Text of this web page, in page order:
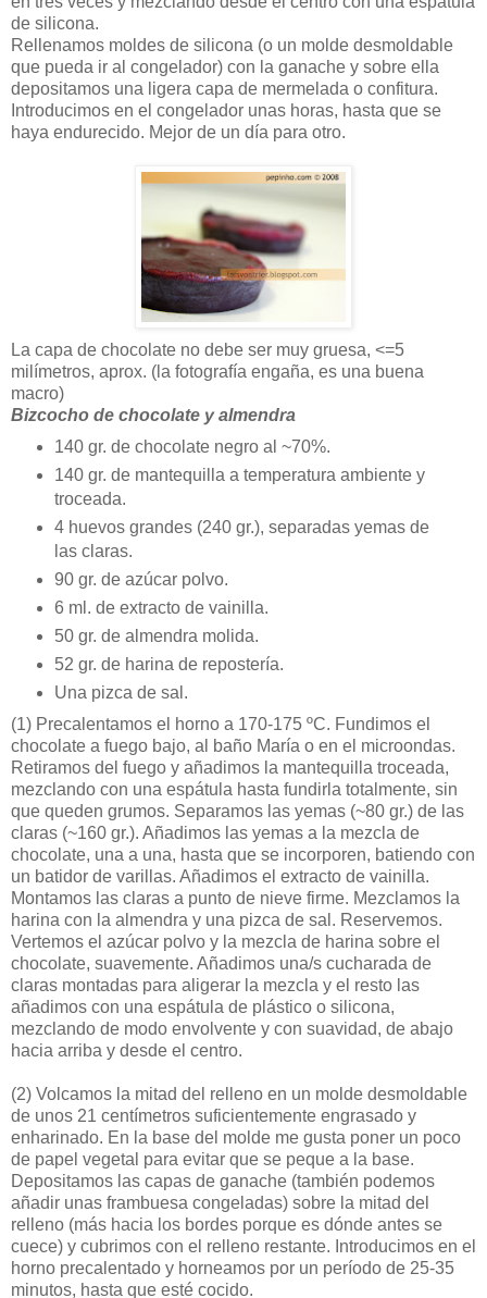
de silicona.
Rellenamos moldes de silicona (o un molde desmoldable
que pueda ir al congelador) con la ganache y sobre ella
depositamos una ligera capa de mermelada o confitura.
Introducimos en el congelador unas horas, hasta que se
haya endurecido. Mejor de un día para otro.
La capa de chocolate no debe ser muy gruesa, <=5
milímetros, aprox. (la fotografía engaña, es una buena
macro)
Bizcocho de chocolate y almendra
140 gr. de chocolate negro al ~70%.
140 gr. de mantequilla a temperatura ambiente y
troceada.
4 huevos grandes (240 gr.), separadas yemas de
las claras.
90 gr. de azúcar polvo.
6 ml. de extracto de vainilla.
50 gr. de almendra molida.
52 gr. de harina de repostería.
Una pizca de sal.
(1) Precalentamos el horno a 170-175 ºC. Fundimos el
chocolate a fuego bajo, al baño María o en el microondas.
Retiramos del fuego y añadimos la mantequilla troceada,
mezclando con una espátula hasta fundirla totalmente, sin
que queden grumos. Separamos las yemas (~80 gr.) de las
claras (~160 gr.). Añadimos las yemas a la mezcla de
chocolate, una a una, hasta que se incorporen, batiendo con
un batidor de varillas. Añadimos el extracto de vainilla.
Montamos las claras a punto de nieve firme. Mezclamos la
harina con la almendra y una pizca de sal. Reservemos.
Vertemos el azúcar polvo y la mezcla de harina sobre el
chocolate, suavemente. Añadimos una/s cucharada de
claras montadas para aligerar la mezcla y el resto las
añadimos con una espátula de plástico o silicona,
mezclando de modo envolvente y con suavidad, de abajo
hacia arriba y desde el centro.
(2) Volcamos la mitad del relleno en un molde desmoldable
de unos 21 centímetros suficientemente engrasado y
enharinado. En la base del molde me gusta poner un poco
de papel vegetal para evitar que se peque a la base.
Depositamos las capas de ganache (también podemos
añadir unas frambuesa congeladas) sobre la mitad del
relleno (más hacia los bordes porque es dónde antes se
cuece) y cubrimos con el relleno restante. Introducimos en el
horno precalentado y horneamos por un período de 25-35
minutos, hasta que esté cocido.